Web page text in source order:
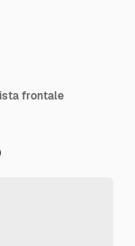
frontale